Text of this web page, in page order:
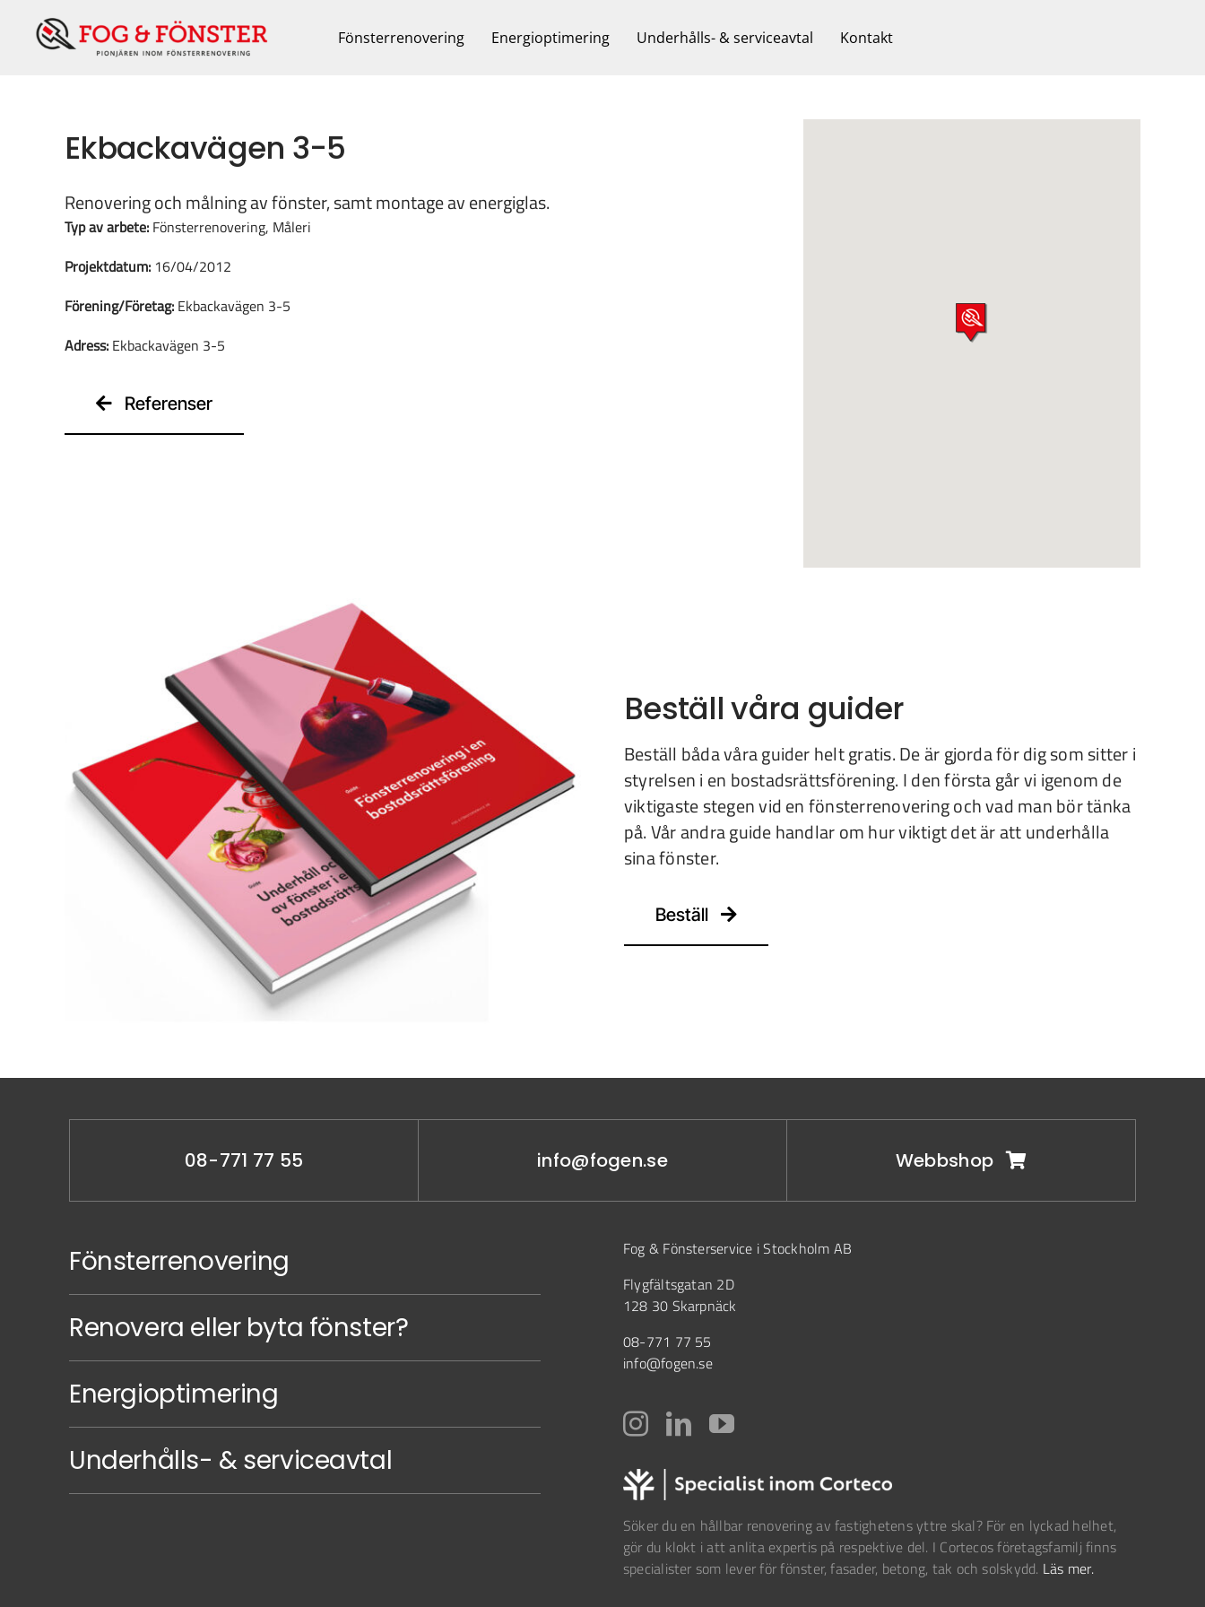
innehållet
Fönsterrenovering Energioptimering Underhålls- & serviceavtal Kontakt
Ekbackavägen 3-5
Renovering och målning av fönster, samt montage av energiglas.
Typ av arbete:Fönsterrenovering, Måleri
Projektdatum:16/04/2012
Förening/Företag:Ekbackavägen 3-5
Adress:Ekbackavägen 3-5
Referenser
Beställ våra guider
Beställ båda våra guider helt gratis. De är gjorda för dig som sitter i
styrelsen i en bostadsrättsförening. I den första går vi igenom de
viktigaste stegen vid en fönsterrenovering och vad man bör tänka
på. Vår andra guide handlar om hur viktigt det är att underhålla
sina fönster.
Beställ
08-771 77 55 info@fogen.se Webbshop
Fönsterrenovering
Renovera eller byta fönster?
Energioptimering
Underhålls- & serviceavtal
Fog & Fönsterservice i Stockholm AB
Flygfältsgatan 2D
128 30 Skarpnäck
08-771 77 55
info@fogen.se
Söker du en hållbar renovering av fastighetens yttre skal? För en lyckad helhet,
gör du klokt i att anlita expertis på respektive del. I Cortecos företagsfamilj finns
specialister som lever för fönster, fasader, betong, tak och solskydd. Läs mer.